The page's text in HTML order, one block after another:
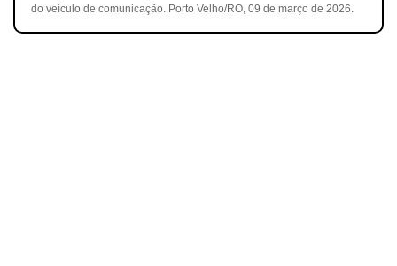
do veículo de comunicação. Porto Velho/RO, 09 de março de 2026.